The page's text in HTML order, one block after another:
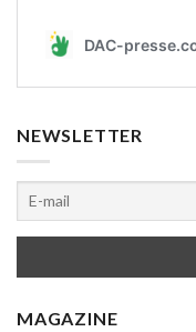
NEWSLETTER
MAGAZINE